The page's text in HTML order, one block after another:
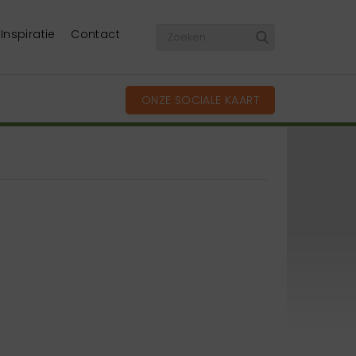
Inspiratie Contact
ONZE SOCIALE KAART